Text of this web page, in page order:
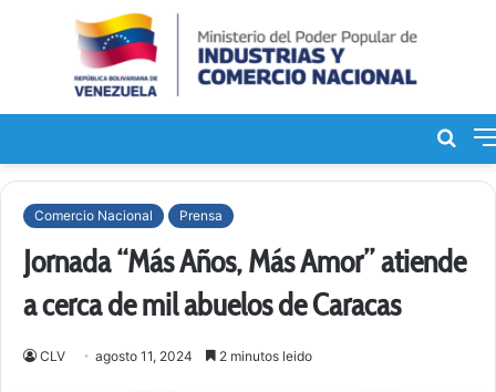
de
Comercio Nacional Prensa
Jornada “Más Años, Más Amor” atiende
a cerca de mil abuelos de Caracas
CLV agosto 11, 2024 2 minutos leido